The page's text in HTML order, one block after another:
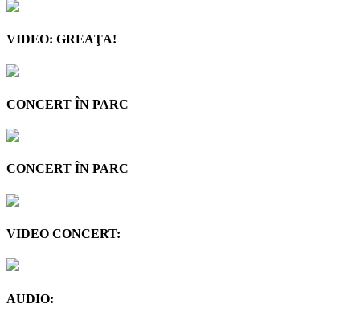
VIDEO: GREAŢA!
CONCERT ÎN PARC
CONCERT ÎN PARC
VIDEO CONCERT:
AUDIO: